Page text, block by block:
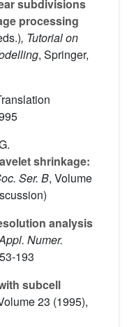
subdivisions
processing
, Tutorial on
, Springer,
shrinkage:
Ser. B, Volume
analysis
Numer.
193
subcell
23 (1995),